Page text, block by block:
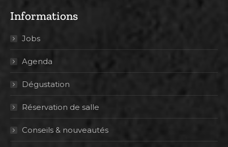
Informations
Jobs
Agenda
Dégustation
Réservation de salle
Conseils & nouveautés